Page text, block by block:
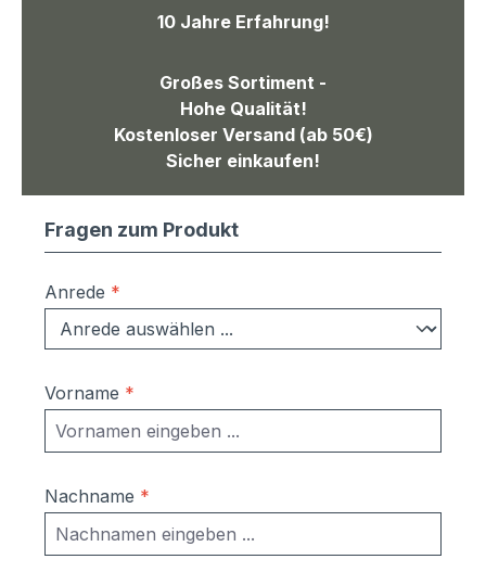
10 Jahre Erfahrung!
Großes Sortiment -
Hohe Qualität!
Kostenloser Versand (ab 50€)
Sicher einkaufen!
Fragen zum Produkt
Anrede *
Vorname *
Nachname *